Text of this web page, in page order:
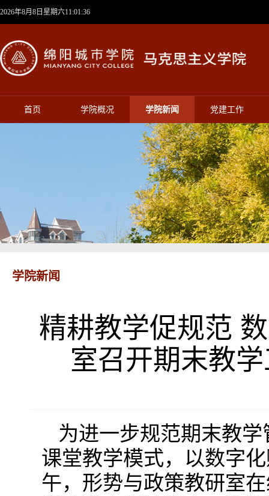
2026年8月8日星期六11:01:37
首页 学院概况 学院新闻 党建工作
学院新闻
精耕教学促规范
室召开期末教
为进一步规范期末教
课堂教学模式，以数字
午，形势与政策教研室